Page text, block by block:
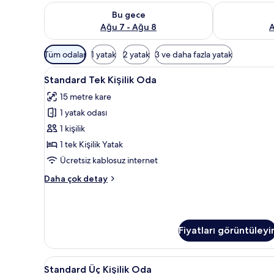
Bu gece
Ağu 7 - Ağu 8
Bu gece için müsaitliği kontrol et Ağu 7 - Ağu 8
Yarın için
Odalar
için
mevcut
filtreler
Tüm odalar 1 yatak 2 yatak 3 ve daha fazla yatak
Standard
Tek
Kişilik
Oda
için
tüm
fotoğrafları
Standard Tek Kişilik Oda | 1
4
Standard Tek Kişilik Oda
15 metre kare
1 yatak odası
1 kişilik
1 tek Kişilik Yatak
Ücretsiz kablosuz internet
Daha çok detay
Standard
fazla
detay
Fiyatları
Standard
Duş, ücretsiz banyo/kozmetik
4
Standard Üç Kişilik Oda